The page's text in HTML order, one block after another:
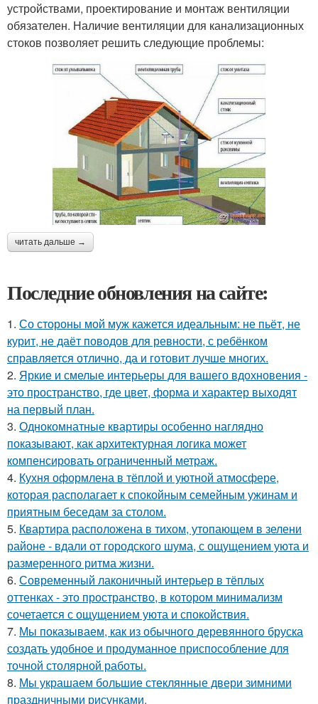
устройствами, проектирование и монтаж вентиляции
обязателен. Наличие вентиляции для канализационных
стоков позволяет решить следующие проблемы:
читать дальше →
Последние обновления на сайте:
1. Со стороны мой муж кажется идеальным: не пьёт, не
курит, не даёт поводов для ревности, с ребёнком
справляется отлично, да и готовит лучше многих.
2. Яркие и смелые интерьеры для вашего вдохновения -
это пространство, где цвет, форма и характер выходят
на первый план.
3. Однокомнатные квартиры особенно наглядно
показывают, как архитектурная логика может
компенсировать ограниченный метраж.
4. Кухня оформлена в тёплой и уютной атмосфере,
которая располагает к спокойным семейным ужинам и
приятным беседам за столом.
5. Квартира расположена в тихом, утопающем в зелени
районе - вдали от городского шума, с ощущением уюта и
размеренного ритма жизни.
6. Современный лаконичный интерьер в тёплых
оттенках - это пространство, в котором минимализм
сочетается с ощущением уюта и спокойствия.
7. Мы показываем, как из обычного деревянного бруска
создать удобное и продуманное приспособление для
точной столярной работы.
8. Мы украшаем большие стеклянные двери зимними
праздничными рисунками.